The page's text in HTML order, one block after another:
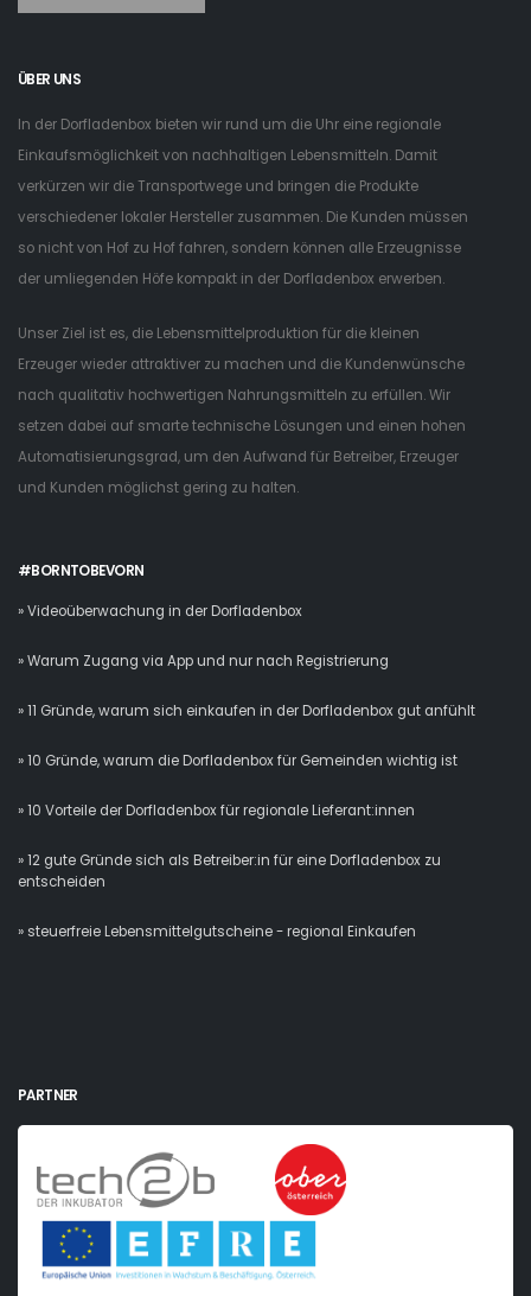
ÜBER UNS
In der Dorfladenbox bieten wir rund um die Uhr eine regionale
Einkaufsmöglichkeit von nachhaltigen Lebensmitteln. Damit
verkürzen wir die Transportwege und bringen die Produkte
verschiedener lokaler Hersteller zusammen. Die Kunden müssen
so nicht von Hof zu Hof fahren, sondern können alle Erzeugnisse
der umliegenden Höfe kompakt in der Dorfladenbox erwerben.
Unser Ziel ist es, die Lebensmittelproduktion für die kleinen
Erzeuger wieder attraktiver zu machen und die Kundenwünsche
nach qualitativ hochwertigen Nahrungsmitteln zu erfüllen. Wir
setzen dabei auf smarte technische Lösungen und einen hohen
Automatisierungsgrad, um den Aufwand für Betreiber, Erzeuger
und Kunden möglichst gering zu halten.
#BORNTOBEVORN
» Videoüberwachung in der Dorfladenbox
» Warum Zugang via App und nur nach Registrierung
» 11 Gründe, warum sich einkaufen in der Dorfladenbox gut anfühlt
» 10 Gründe, warum die Dorfladenbox für Gemeinden wichtig ist
» 10 Vorteile der Dorfladenbox für regionale Lieferant:innen
» 12 gute Gründe sich als Betreiber:in für eine Dorfladenbox zu
entscheiden
» steuerfreie Lebensmittelgutscheine - regional Einkaufen
PARTNER